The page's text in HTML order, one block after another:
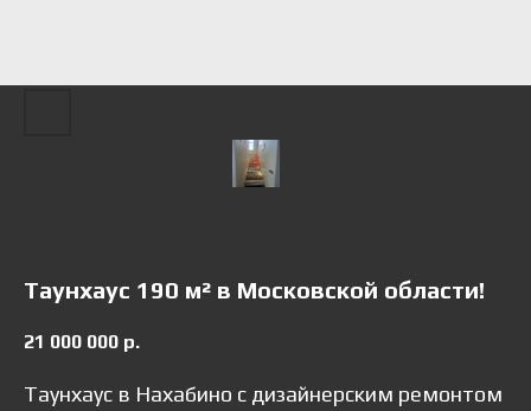
Таунхаус 190 м² в Московской области!
21 000 000 р.
Таунхаус в Нахабино с дизайнерским ремонтом